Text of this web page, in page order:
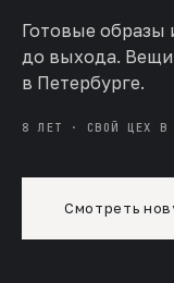
Готовые образы
до выхода.
в Петербурге.
8 ЛЕТ · СВОЙ ЦЕХ В
Смотреть